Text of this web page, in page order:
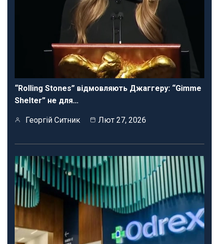
“Rolling Stones” відмовляють Джаггеру: “Gimme
Shelter” не для…
Георгій Ситник Лют 27, 2026